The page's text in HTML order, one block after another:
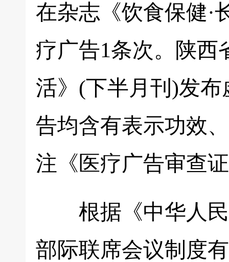
在杂志《饮食保健·
疗广告1条次。陕西
活》(下半月刊)发
告均含有表示功效
注《医疗广告审查
根据《中华人民
部际联席会议制度